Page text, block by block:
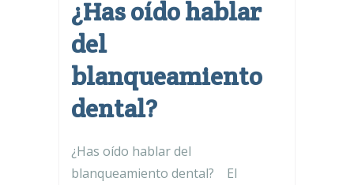
¿Has oído hablar
del
blanqueamiento
dental?
¿Has oído hablar del
blanqueamiento dental? El